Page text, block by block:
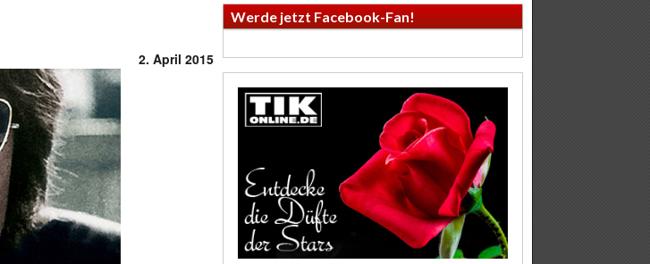
2. April 2015
Werde jetzt Facebook-Fan!